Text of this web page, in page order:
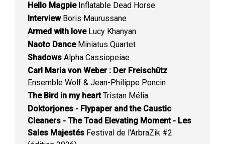
Hello MagpieInflatable Dead Horse
InterviewBoris Maurussane
Armed with loveLucy Khanyan
Naoto DanceMiniatus Quartet
Shadows Alpha Cassiopeiae
Carl Maria von Weber : Der Freischütz
Ensemble Wolf & Jean-Philippe Poncin
The Bird in my heartTristan Mélia
Doktorjones - Flypaper and the Caustic
Cleaners - The Toad Elevating Moment - Les
Sales Majestés Festival de l'ArbraZik #2